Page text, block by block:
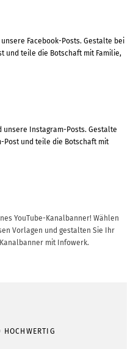
Facebook-Posts. Gestalte bei
und teile die Botschaft mit Familie,
Instagram-Posts. Gestalte
Post und teile die Botschaft mit
YouTube-Kanalbanner! Wählen
Vorlagen und gestalten Sie Ihr
mit Infowerk.
HOCHWERTIG